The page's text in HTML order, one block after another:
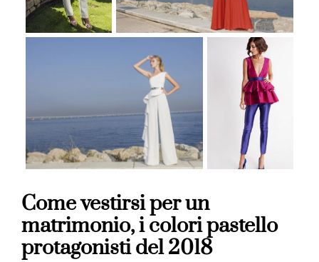
Come vestirsi per un
matrimonio, i colori pastello
protagonisti del 2018